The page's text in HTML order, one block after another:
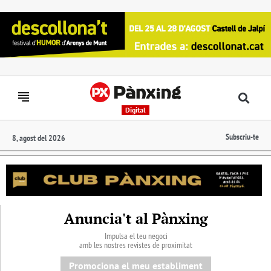
Digital
8, agost del 2026 Subscriu-te
Anuncia't al Pànxing
Impulsa el teu negoci
amb les nostres revistes de proximitat
Promociona el meu establiment